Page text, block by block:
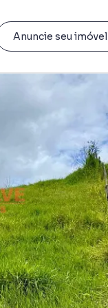
Anuncie seu imóvel